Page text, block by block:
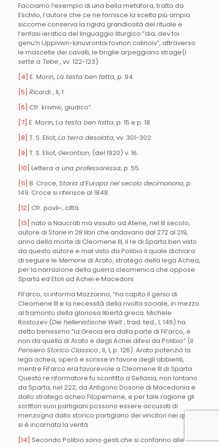
Facciamo l’esempio di una bella metafora, tratto da
Eschilo, l’autore che ce ne fornisce la scelta più ampia
siccome conserva la rigida grandiosità del rituale e
l’enfasi ieratica del linguaggio liturgico:”dia; dev toi
genu’n iJppivwn-kinuvrontai fovnon calinoiv”, attraverso
le mascelle dei cavalli, le briglie arpeggiano strage(I
sette a Tebe, vv. 122-123).
[4] E. Morin, La testa ben fatta, p. 94.
[5] Ricordi, II, 1
[6] Cfr. krivnw, giudico”.
[7] E. Morin, La testa ben fatta, p. 15 e p. 18.
[8] T. S. Eliot, La terra desolata, vv. 301-302
[9] T. S. Eliot, Gerontion, (del 1920) v. 16.
[10] Lettera a una professoressa, p. 55.
[11] B. Croce, Storia d’Europa nel secolo decimonono, p.
149. Croce si riferisce al 1848.
[12] Cfr. povli~, città
[13] nato a Naucrati ma vissuto ad Atene, nel III secolo,
autore di Storiein 28 libri che andavano dal 272 al 219,
anno della morte di Cleomene III, il re di Sparta ben visto
da questo autore e mal visto da Polibio il quale dichiara
di seguire le Memoriedi Arato, stratego della lega Achea,
per la narrazione della guerra cleomenica che oppose
Sparta ed Etoli ad Achei e Macedoni.
Fil’arco, ci informa Mazzarino, “ha capito il genio di
Cleomene III e la necessità della rivolta sociale, in mezzo
al tramonto della gloriosa libertà greca. Michele
Rostozev (Die hellenistische Welt , trad. ted., I, 146) ha
detto benissimo:”la Grecia era dalla parte di Fil’arco, e
non da quella di Arato e degli Achei difesi da Polibio” (Il
Pensiero Storico Classico, II, 1, p. 126). Arato potenziò la
lega achea, operò e scrisse in favore degli abbienti,
mentre Fil’arco era favorevole a Cleomene III di Sparta.
Questo re riformatore fu sconfitto a Sellasia, non lontano
da Sparta, nel 222, da Antigono Dosone di Macedonia e
dallo stratego acheo Filopemene, e per tale ragione gli
scrittori suoi partigiani possono essere accusati di
menzogna dallo storico partigiano dei vincitori nei quali
si è incarnata la verità.
[14] Secondo Polibio sono gesti che si confanno alle